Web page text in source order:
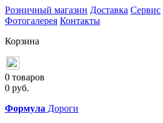
Розничный магазин Доставка Сервис
Фотогалерея Контакты
Корзина
0 товаров
0 руб.
Формула Дороги